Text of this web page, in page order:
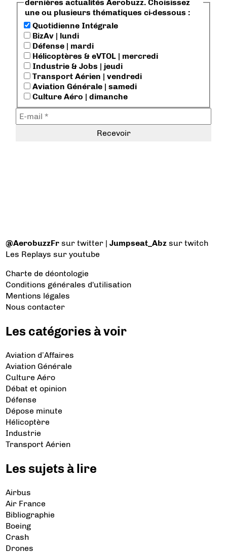
dernières actualités Aerobuzz. Choisissez
une ou plusieurs thématiques ci-dessous :
Quotidienne Intégrale
BizAv | lundi
Défense | mardi
Hélicoptères & eVTOL | mercredi
Industrie & Jobs | jeudi
Transport Aérien | vendredi
Aviation Générale | samedi
Culture Aéro | dimanche
@AerobuzzFr sur twitter |Jumpseat_Abz sur twitch
Les Replays sur youtube
Charte de déontologie
Conditions générales d'utilisation
Mentions légales
Nous contacter
Les catégories à voir
Aviation d’Affaires
Aviation Générale
Culture Aéro
Débat et opinion
Défense
Dépose minute
Hélicoptère
Industrie
Transport Aérien
Les sujets à lire
Airbus
Air France
Bibliographie
Boeing
Crash
Drones